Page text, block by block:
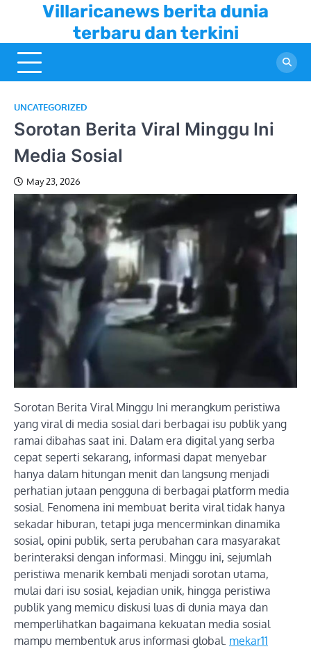
content
Villaricanews berita dunia
terbaru dan terkini
UNCATEGORIZED
Sorotan Berita Viral Minggu Ini
Media Sosial
May 23, 2026
Sorotan Berita Viral Minggu Ini merangkum peristiwa
yang viral di media sosial dari berbagai isu publik yang
ramai dibahas saat ini. Dalam era digital yang serba
cepat seperti sekarang, informasi dapat menyebar
hanya dalam hitungan menit dan langsung menjadi
perhatian jutaan pengguna di berbagai platform media
sosial. Fenomena ini membuat berita viral tidak hanya
sekadar hiburan, tetapi juga mencerminkan dinamika
sosial, opini publik, serta perubahan cara masyarakat
berinteraksi dengan informasi. Minggu ini, sejumlah
peristiwa menarik kembali menjadi sorotan utama,
mulai dari isu sosial, kejadian unik, hingga peristiwa
publik yang memicu diskusi luas di dunia maya dan
memperlihatkan bagaimana kekuatan media sosial
mampu membentuk arus informasi global. mekar11